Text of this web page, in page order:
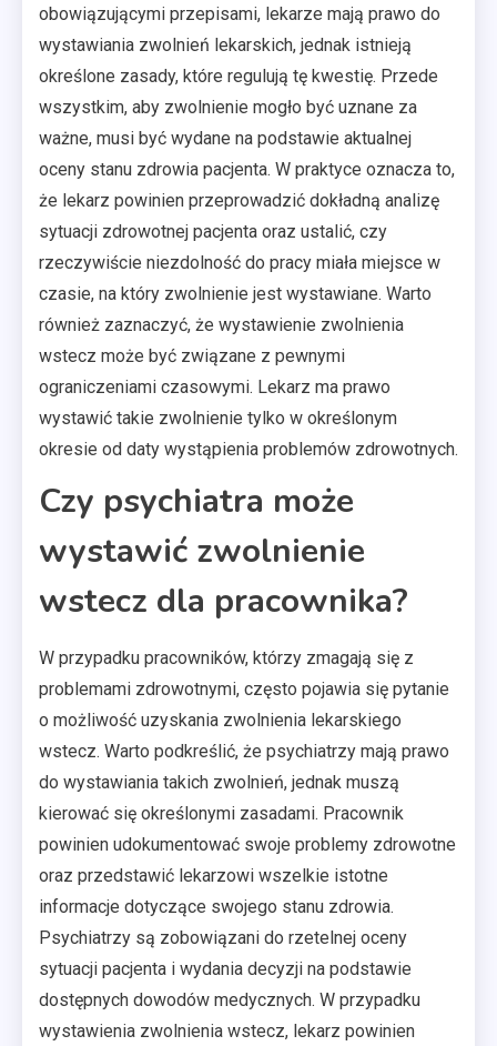
obowiązującymi przepisami, lekarze mają prawo do
wystawiania zwolnień lekarskich, jednak istnieją
określone zasady, które regulują tę kwestię. Przede
wszystkim, aby zwolnienie mogło być uznane za
ważne, musi być wydane na podstawie aktualnej
oceny stanu zdrowia pacjenta. W praktyce oznacza to,
że lekarz powinien przeprowadzić dokładną analizę
sytuacji zdrowotnej pacjenta oraz ustalić, czy
rzeczywiście niezdolność do pracy miała miejsce w
czasie, na który zwolnienie jest wystawiane. Warto
również zaznaczyć, że wystawienie zwolnienia
wstecz może być związane z pewnymi
ograniczeniami czasowymi. Lekarz ma prawo
wystawić takie zwolnienie tylko w określonym
okresie od daty wystąpienia problemów zdrowotnych.
Czy psychiatra może
wystawić zwolnienie
wstecz dla pracownika?
W przypadku pracowników, którzy zmagają się z
problemami zdrowotnymi, często pojawia się pytanie
o możliwość uzyskania zwolnienia lekarskiego
wstecz. Warto podkreślić, że psychiatrzy mają prawo
do wystawiania takich zwolnień, jednak muszą
kierować się określonymi zasadami. Pracownik
powinien udokumentować swoje problemy zdrowotne
oraz przedstawić lekarzowi wszelkie istotne
informacje dotyczące swojego stanu zdrowia.
Psychiatrzy są zobowiązani do rzetelnej oceny
sytuacji pacjenta i wydania decyzji na podstawie
dostępnych dowodów medycznych. W przypadku
wystawienia zwolnienia wstecz, lekarz powinien